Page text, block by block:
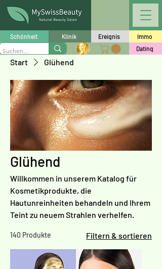
Schönheit Klinik Ereignis
Immo
Dating
Start Glühend
Glühend
Willkommen in unserem Katalog für
Kosmetikprodukte, die
Hautunreinheiten behandeln und Ihrem
Teint zu neuem Strahlen verhelfen.
140 Produkte Filtern & sortieren